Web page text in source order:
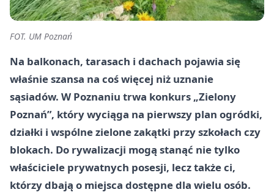
FOT. UM Poznań
Na balkonach, tarasach i dachach pojawia się
właśnie szansa na coś więcej niż uznanie
sąsiadów. W Poznaniu trwa konkurs „Zielony
Poznań”, który wyciąga na pierwszy plan ogródki,
działki i wspólne zielone zakątki przy szkołach czy
blokach. Do rywalizacji mogą stanąć nie tylko
właściciele prywatnych posesji, lecz także ci,
którzy dbają o miejsca dostępne dla wielu osób.